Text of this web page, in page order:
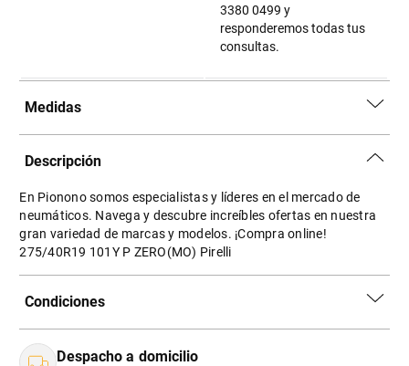
3380 0499 y
responderemos todas tus
consultas.
Medidas
Descripción
En Pionono somos especialistas y líderes en el mercado de
neumáticos. Navega y descubre increíbles ofertas en nuestra
gran variedad de marcas y modelos. ¡Compra online!
275/40R19 101Y P ZERO(MO) Pirelli
Condiciones
Despacho a domicilio